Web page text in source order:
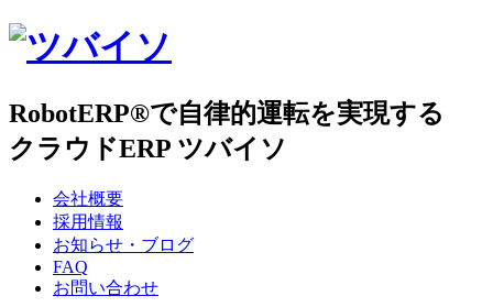
RobotERP®で自律的運転を実現する
クラウドERP ツバイソ
会社概要
採用情報
お知らせ・ブログ
FAQ
お問い合わせ